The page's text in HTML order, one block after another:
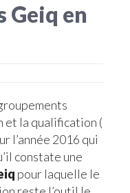
Geiq en
et la qualification (
l’année 2016 qui
constate une
pour laquelle le